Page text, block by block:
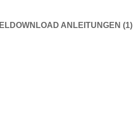
DOWNLOAD ANLEITUNGEN (1)